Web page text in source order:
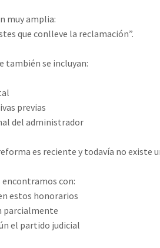
muy amplia:⁣
que conlleve la reclamación”.⁣
también se incluyan:⁣
previas⁣
del administrador⁣
es reciente y todavía no
con:⁣
estos honorarios⁣
parcialmente⁣
el partido judicial⁣